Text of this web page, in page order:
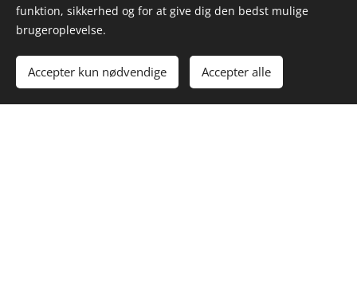
funktion, sikkerhed og for at give dig den bedst mulige
brugeroplevelse.
Accepter kun nødvendige Accepter alle